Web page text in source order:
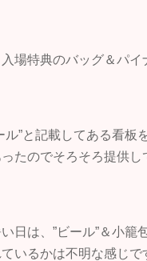
場特典のバッグ＆パイ
ル”と記載してある看板
たのでそろそろ提供し
日は、”ビール”＆小籠
いるかは不明な感じで